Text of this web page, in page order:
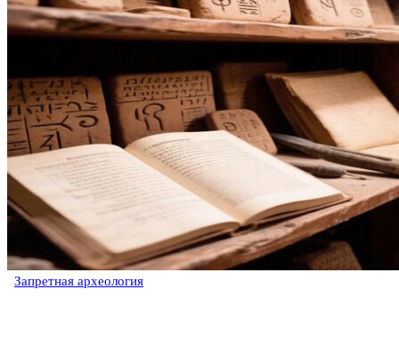
Запретная археология